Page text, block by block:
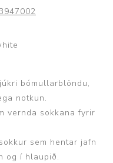
bómullarblöndu,
notkun.
vernda sokkana fyrir
sem hentar jafn
og í hlaupið.